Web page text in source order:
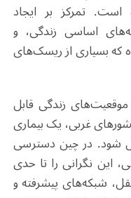
تمرکز بر ایجاد
اساسی زندگی، و
بسیاری از ریسک‌های
زندگی قابل
غربی، یک بیماری
شود. در چین دسترسی
این نگرانی را تا حدی
شبکه‌های پیشرفته و